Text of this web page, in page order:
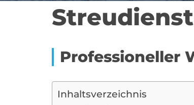
Professioneller
Inhaltsverzeichnis